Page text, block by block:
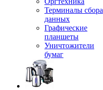
Терминалы сбора
данных
Графические
планшеты
Уничтожители
бумаг